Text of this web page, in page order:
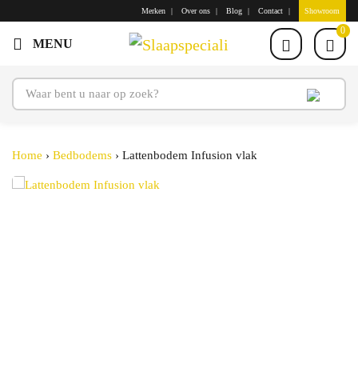
Merken Over ons Blog Contact Showroom
0
Home › Bedbodems › Lattenbodem Infusion vlak